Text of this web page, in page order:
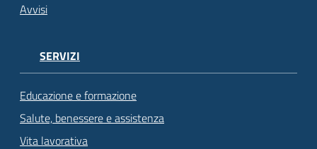
Avvisi
SERVIZI
Educazione e formazione
Salute, benessere e assistenza
Vita lavorativa